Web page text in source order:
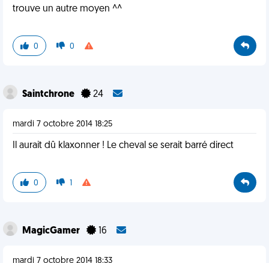
trouve un autre moyen ^^
0 0
Saintchrone 24
mardi 7 octobre 2014 18:25
Il aurait dû klaxonner ! Le cheval se serait barré direct
0 1
MagicGamer 16
mardi 7 octobre 2014 18:33